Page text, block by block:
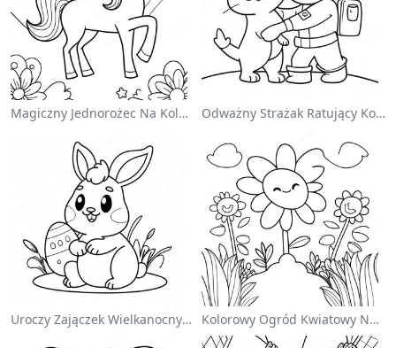
Magiczny Jednorożec Na Kolorowance Z Tęczą Odważny Strażak Ratujący Kota - Kolorowanka
Uroczy Zajączek Wielkanocny Na Kolorowance Kolorowy Ogród Kwiatowy Na Kolorowance